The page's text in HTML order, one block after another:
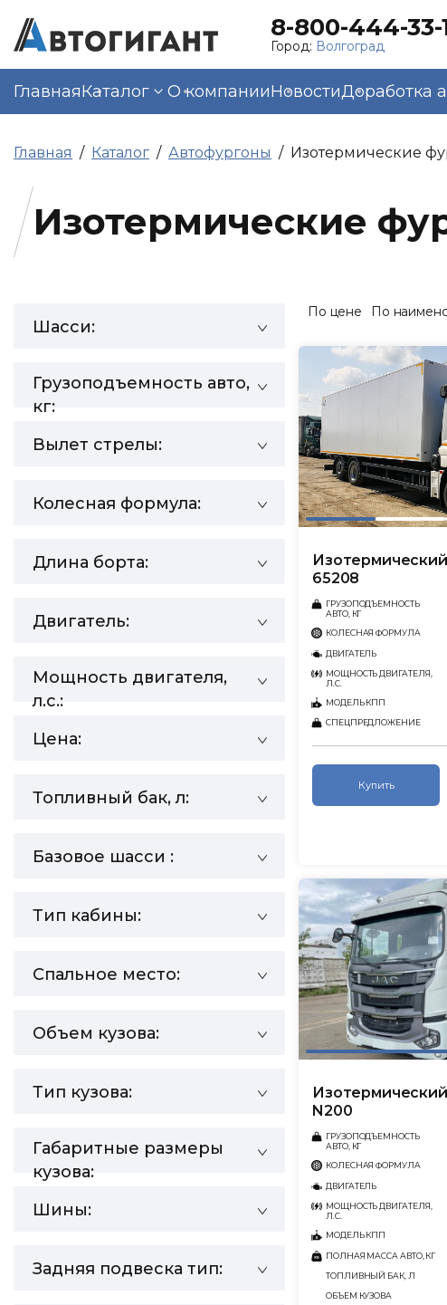
8-800-444-33-
Город: Волгоград
ГлавнаяКаталог О компанииНовостиДоработка
Главная Каталог Автофургоны Изотермические
Изотермические
Шасси:
Грузоподъемность авто,
кг:
Вылет стрелы:
Колесная формула:
Длина борта:
Двигатель:
Мощность двигателя,
л.с.:
Цена:
Топливный бак, л:
Базовое шасси :
Тип кабины:
Спальное место:
Объем кузова:
Тип кузова:
Габаритные размеры
кузова:
Шины:
Задняя подвеска тип:
По цене По
65208
ГРУЗОПОДЪЕМНОСТЬ
АВТО, КГ
КОЛЕСНАЯ ФОРМУЛА
ДВИГАТЕЛЬ
МОЩНОСТЬ ДВИГАТЕЛЯ,
Л.С.
МОДЕЛЬ КПП
СПЕЦПРЕДЛОЖЕНИЕ
Купить
N200
ГРУЗОПОДЪЕМНОСТЬ
АВТО, КГ
КОЛЕСНАЯ ФОРМУЛА
ДВИГАТЕЛЬ
МОЩНОСТЬ ДВИГАТЕЛЯ,
Л.С.
МОДЕЛЬ КПП
ПОЛНАЯ МАССА АВТО, КГ
ТОПЛИВНЫЙ БАК, Л
ОБЪЕМ КУЗОВА